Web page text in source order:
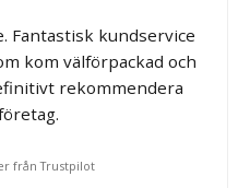
Fantastisk kundservice
kom välförpackad och
rekommendera
från Trustpilot